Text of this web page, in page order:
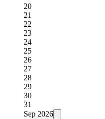
20
21
22
23
24
25
26
27
28
29
30
31
Sep 2026